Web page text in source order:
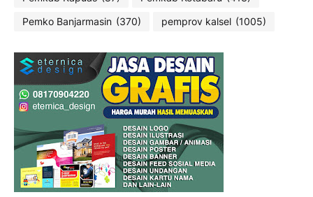
Pemko Banjarmasin (370) pemprov kalsel (1005)